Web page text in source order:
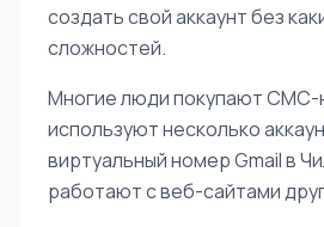
создать свой аккаунт без
сложностей.
Многие люди покупают СМС-
используют несколько
виртуальный номер Gmail в
работают с веб-сайтами